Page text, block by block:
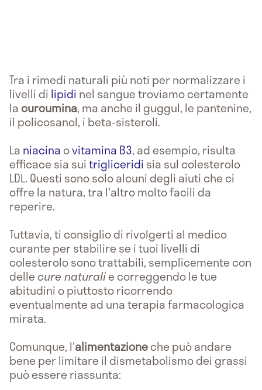
Tra i rimedi naturali più noti per normalizzare i
livelli di lipidi nel sangue troviamo certamente
lacurcumina, ma anche il guggul, le pantenine,
il policosanol, i beta-sisteroli.
La niacinaovitamina B3, ad esempio, risulta
efficace sia suitrigliceridi sia sul colesterolo
LDL. Questi sono solo alcuni degli aiuti che ci
offre la natura, tra l'altro molto facili da
reperire.
Tuttavia, ti consiglio di rivolgerti al medico
curante per stabilire se i tuoi livelli di
colesterolo sono trattabili, semplicemente con
dellecure naturalie correggendo le tue
abitudini o piuttosto ricorrendo
eventualmente ad una terapia farmacologica
mirata.
Comunque, l'alimentazioneche può andare
bene per limitare il dismetabolismo dei grassi
può essere riassunta: